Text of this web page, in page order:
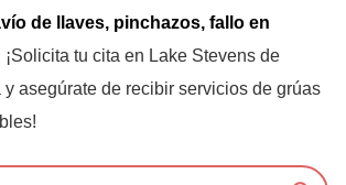
de llaves, pinchazos, fallo en
¡Solicita tu cita en Lake Stevens de
y asegúrate de recibir servicios de grúas